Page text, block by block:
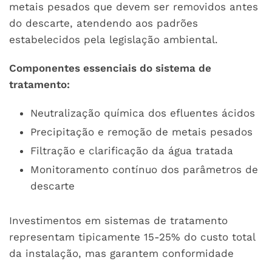
metais pesados que devem ser removidos antes
do descarte, atendendo aos padrões
estabelecidos pela legislação ambiental.
Componentes essenciais do sistema de
tratamento:
Neutralização química dos efluentes ácidos
Precipitação e remoção de metais pesados
Filtração e clarificação da água tratada
Monitoramento contínuo dos parâmetros de
descarte
Investimentos em sistemas de tratamento
representam tipicamente 15-25% do custo total
da instalação, mas garantem conformidade